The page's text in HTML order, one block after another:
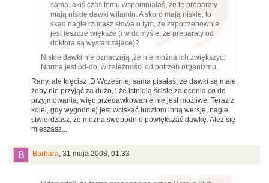
sama jakiś czas temu wspomniałaś, że te preparaty
mają niskie dawki witamin. A skoro mają niskie, to
skąd nagle rzucasz słowa o tym, że zapotrzebownie
jest jeszcze większe (i w domyśle: że preparaty od
doktora są wystarczające)?
Niskie dawki nie oznaczają ,że nie można ich zwiększyć.
Norma jest od-do, w zależności od potrzeb organizmu.
Rany, ale kręcisz ;D Wcześniej sama pisałaś, że dawki są małe,
żeby nie przyjąć za dużo, i że istnieją ścisłe zalecenia co do
przyjmowania, więc przedawkowanie nie jest możliwe. Teraz z
kolei, gdy wygodniej jest wciskać ludziom inną wersję, nagle
stwierdzasz, że można swobodnie powiększać dawkę. Ależ się
mieszasz...
Barbara, 31 maja 2008, 01:33